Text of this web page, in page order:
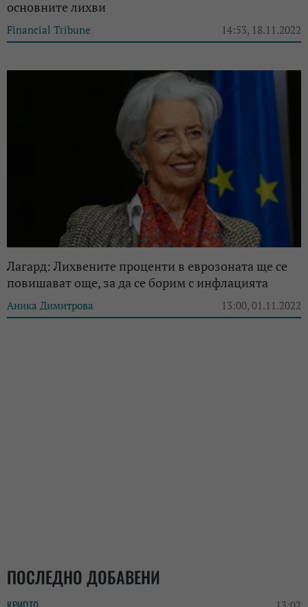
основните лихви
Financial Tribune 14:53, 18.11.2022
Лагард: Лихвените проценти в еврозоната ще се
повишават още, за да се борим с инфлацията
Аника Димитрова 13:00, 01.11.2022
ПОСЛЕДНО ДОБАВЕНИ